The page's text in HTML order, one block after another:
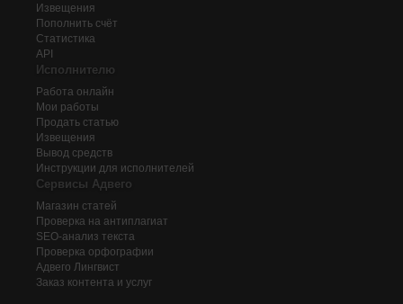
Извещения
Пополнить счёт
Статистика
API
Исполнителю
Работа онлайн
Мои работы
Продать статью
Извещения
Вывод средств
Инструкции для исполнителей
Сервисы Адвего
Магазин статей
Проверка на антиплагиат
SEO-анализ текста
Проверка орфографии
Адвего Лингвист
Заказ контента и услуг